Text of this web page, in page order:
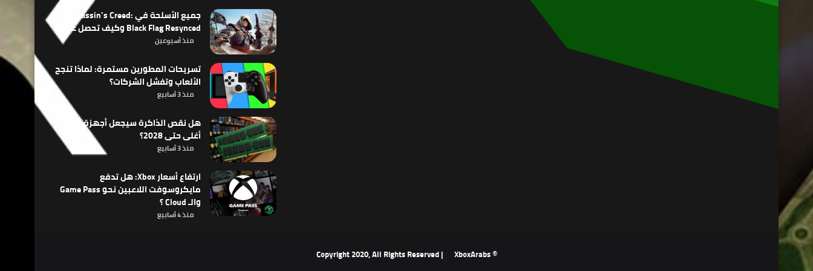
جميع الأسلحة في Assassin’s Creed:
Black Flag Resynced وكيف تحصل عليها
منذ أسبوعين
تسريحات المطورين مستمرة: لماذا تنجح
الألعاب وتفشل الشركات؟
منذ 3 أسابيع
هل نقص الذاكرة سيجعل أجهزة الألعاب
أغلى حتى 2028؟
منذ 3 أسابيع
ارتفاع أسعار Xbox: هل تدفع
مايكروسوفت اللاعبين نحو Game Pass
والـ Cloud ؟
منذ 4 أسابيع
© Copyright 2020, All Rights Reserved |
XboxArabs